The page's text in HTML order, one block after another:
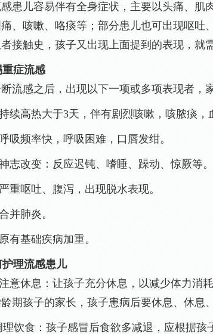
患儿容易伴有全身症状，主要以头痛、肌
、咳嗽、咯痰等；部分患儿也可出现呕吐
接触史，孩子又出现上面提到的表现，就
重症流感
感之后，出现以下一项或多项表现者，家
续高热大于3天，伴有剧烈咳嗽，咳脓痰，
吸频率快，呼吸困难，口唇发绀。
志改变：反应迟钝、嗜睡、躁动、惊厥等。
重呕吐、腹泻，出现脱水表现。
并肺炎。
有基础疾病加重。
护理流感患儿
意休息：让孩子充分休息，以减少体力消耗
期孩子的家长，孩子患病后要休息、休
理饮食：孩子感冒后食欲多减退，应根据孩